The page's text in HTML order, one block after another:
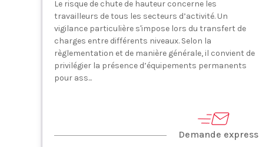
Le risque de chute de hauteur concerne les
travailleurs de tous les secteurs d’activité. Un
vigilance particulière s'impose lors du transfert de
charges entre différents niveaux. Selon la
règlementation et de manière générale, il convient de
privilégier la présence d’équipements permanents
pour ass...
Demande express